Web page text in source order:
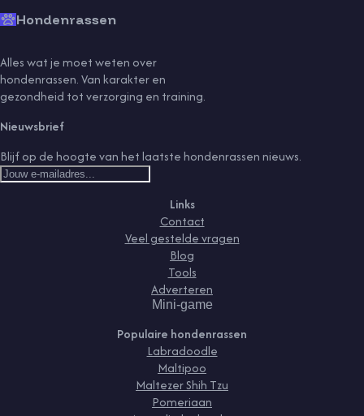
Hondenrassen
Alles wat je moet weten over
hondenrassen. Van karakter en
gezondheid tot verzorging en training.
Nieuwsbrief
Blijf op de hoogte van het laatste hondenrassen nieuws.
Links
Contact
Veel gestelde vragen
Blog
Tools
Adverteren
Mini-game
Populaire hondenrassen
Labradoodle
Maltipoo
Maltezer Shih Tzu
Pomeriaan